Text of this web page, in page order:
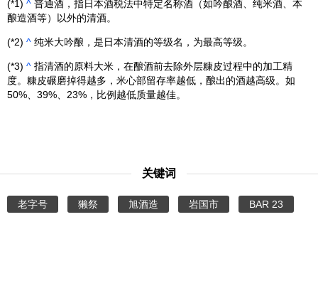
(*1) ^普通酒，指日本酒税法中特定名称酒（如吟酿酒、纯米酒、本
酿造酒等）以外的清酒。
(*2) ^纯米大吟酿，是日本清酒的等级名，为最高等级。
(*3) ^指清酒的原料大米，在酿酒前去除外层糠皮过程中的加工精
度。糠皮碾磨掉得越多，米心部留存率越低，酿出的酒越高级。如
50%、39%、23%，比例越低质量越佳。
关键词
老字号 獭祭 旭酒造 岩国市 BAR 23